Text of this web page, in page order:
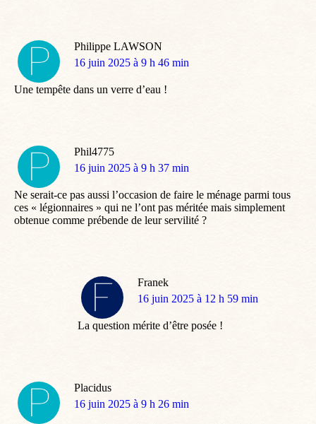
Philippe LAWSON
dit
16 juin 2025 à 9 h 46 min
Une tempête dans un verre d’eau !
Phil4775
dit
16 juin 2025 à 9 h 37 min
Ne serait-ce pas aussi l’occasion de faire le ménage parmi tous
ces « légionnaires » qui ne l’ont pas méritée mais simplement
obtenue comme prébende de leur servilité ?
Franek
dit
16 juin 2025 à 12 h 59 min
La question mérite d’être posée !
Placidus
dit
16 juin 2025 à 9 h 26 min